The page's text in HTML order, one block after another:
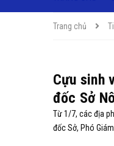
Trang chủ
Cựu sinh
đốc Sở
Từ 1/7, các địa
đốc Sở, Phó